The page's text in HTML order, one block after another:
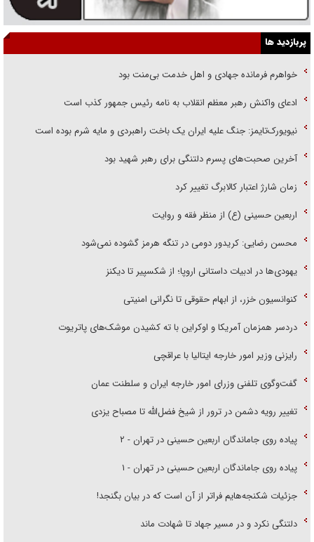
پربازدید ها
خواهرم فرمانده جهادی و اهل خدمت بی‌منت بود
ادعای واکنش رهبر معظم انقلاب به نامه رئیس جمهور کذب است
نیویورک‌تایمز: جنگ علیه ایران یک باخت راهبردی و مایه شرم بوده است
آخرین صحبت‌های پسرم دلتنگی برای رهبر شهید بود
زمان شارژ اعتبار کالابرگ تغییر کرد
اربعین حسینی (ع) از منظر فقه و روایت
محسن رضایی: کریدور دومی در تنگه هرمز گشوده نمی‌شود
یهودی‌ها در ادبیات داستانی اروپا؛ از شکسپیر تا دیکنز
کنوانسیون خزر، از ابهام حقوقی تا نگرانی امنیتی
دردسر همزمان آمریکا و اوکراین با ته کشیدن موشک‌های پاتریوت
رایزنی وزیر امور خارجه ایتالیا با عراقچی
گفت‌وگوی تلفنی وزرای امور خارجه ایران و سلطنت عمان
تغییر رویه دشمن در ترور از شیخ فضل‌الله تا مصباح یزدی
پیاده روی جاماندگان اربعین حسینی در تهران - ۲
پیاده روی جاماندگان اربعین حسینی در تهران - ۱
جزئیات شکنجه‌هایم فراتر از آن است که در بیان بگنجد!
دلتنگی نکرد و در مسیر جهاد تا شهادت ماند